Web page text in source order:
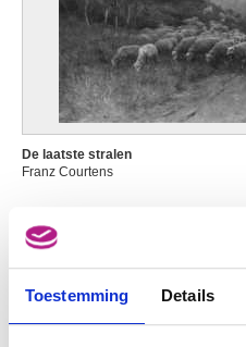
Toestemming Details
De laatste stralen
Franz Courtens